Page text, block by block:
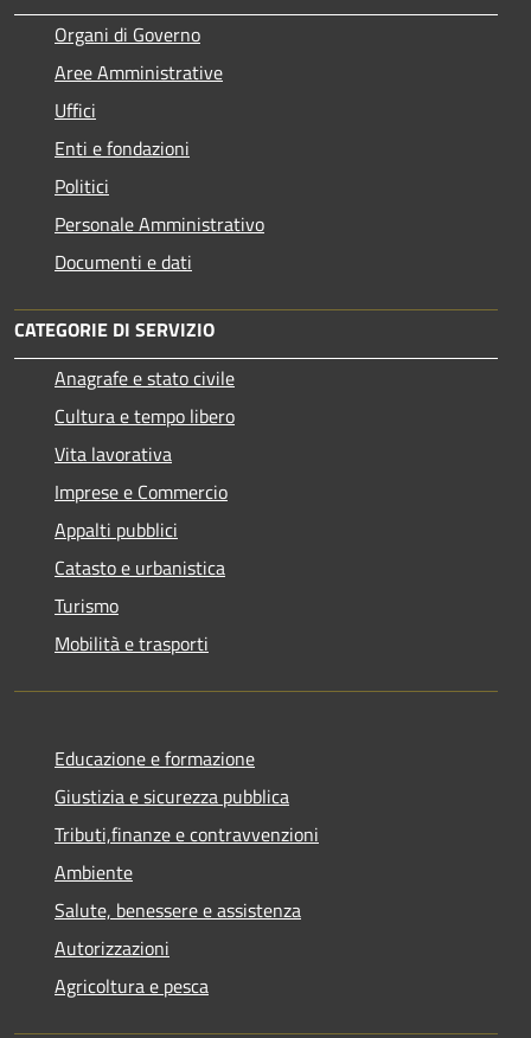
Organi di Governo
Aree Amministrative
Uffici
Enti e fondazioni
Politici
Personale Amministrativo
Documenti e dati
CATEGORIE DI SERVIZIO
Anagrafe e stato civile
Cultura e tempo libero
Vita lavorativa
Imprese e Commercio
Appalti pubblici
Catasto e urbanistica
Turismo
Mobilità e trasporti
Educazione e formazione
Giustizia e sicurezza pubblica
Tributi,finanze e contravvenzioni
Ambiente
Salute, benessere e assistenza
Autorizzazioni
Agricoltura e pesca